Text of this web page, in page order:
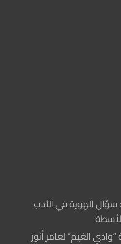
سؤال الهوية في الأدب
الغيم” لعامر أنور